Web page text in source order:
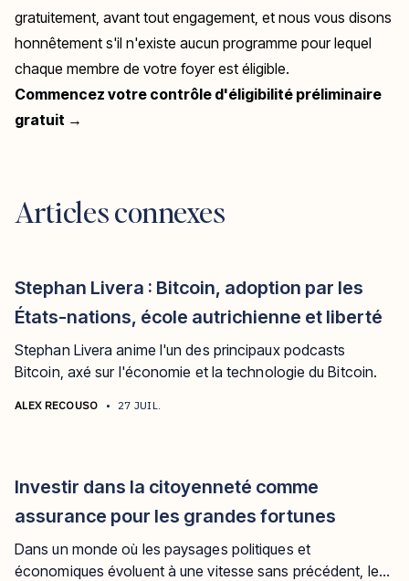
gratuitement, avant tout engagement, et nous vous disons
honnêtement s'il n'existe aucun programme pour lequel
chaque membre de votre foyer est éligible.
Commencez votre contrôle d'éligibilité préliminaire
gratuit →
Articles connexes
Stephan Livera : Bitcoin, adoption par les
États-nations, école autrichienne et liberté
Stephan Livera anime l'un des principaux podcasts
Bitcoin, axé sur l'économie et la technologie du Bitcoin.
ALEX RECOUSO • 27 JUIL.
Investir dans la citoyenneté comme
assurance pour les grandes fortunes
Dans un monde où les paysages politiques et
économiques évoluent à une vitesse sans précédent, les